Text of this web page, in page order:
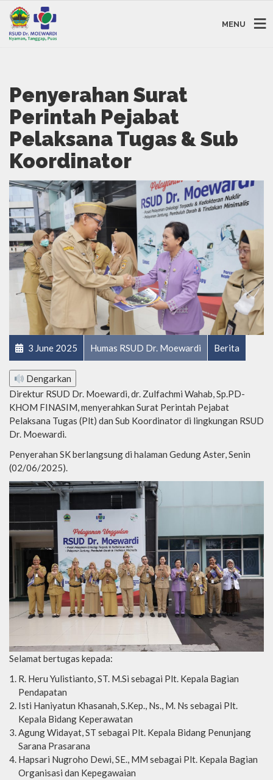
MENU
Penyerahan Surat
Perintah Pejabat
Pelaksana Tugas & Sub
Koordinator
3 June 2025 Humas RSUD Dr. Moewardi Berita
Dengarkan
Direktur RSUD Dr. Moewardi, dr. Zulfachmi Wahab, Sp.PD-
KHOM FINASIM, menyerahkan Surat Perintah Pejabat
Pelaksana Tugas (Plt) dan Sub Koordinator di lingkungan RSUD
Dr. Moewardi.
Penyerahan SK berlangsung di halaman Gedung Aster, Senin
(02/06/2025).
Selamat bertugas kepada:
R. Heru Yulistianto, ST. M.Si sebagai Plt. Kepala Bagian
Pendapatan
Isti Haniyatun Khasanah, S.Kep., Ns., M. Ns sebagai Plt.
Kepala Bidang Keperawatan
Agung Widayat, ST sebagai Plt. Kepala Bidang Penunjang
Sarana Prasarana
Hapsari Nugroho Dewi, SE., MM sebagai Plt. Kepala Bagian
Organisasi dan Kepegawaian